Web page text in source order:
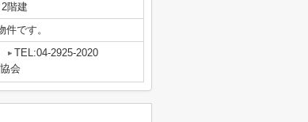
2階建
です。
TEL:04-2925-2020
会